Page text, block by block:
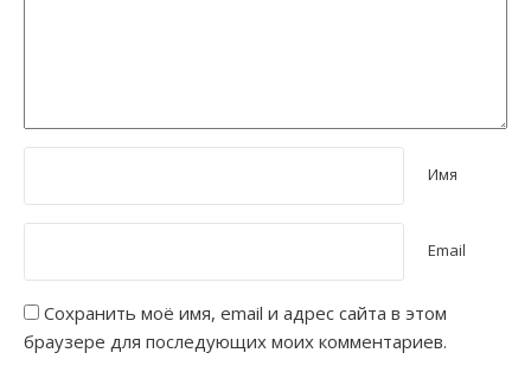
Имя
Email
Сохранить моё имя, email и адрес сайта в этом
браузере для последующих моих комментариев.